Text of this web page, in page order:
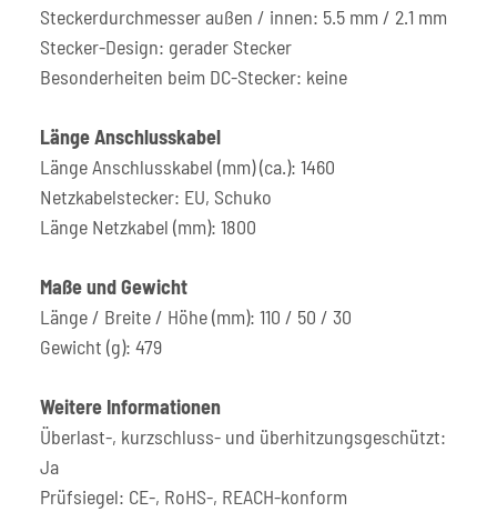
Steckerdurchmesser außen / innen: 5.5 mm / 2.1 mm
Stecker-Design: gerader Stecker
Besonderheiten beim DC-Stecker: keine
Länge Anschlusskabel
Länge Anschlusskabel (mm) (ca.): 1460
Netzkabelstecker: EU, Schuko
Länge Netzkabel (mm): 1800
Maße und Gewicht
Länge / Breite / Höhe (mm): 110 / 50 / 30
Gewicht (g): 479
Weitere Informationen
Überlast-, kurzschluss- und überhitzungsgeschützt:
Ja
Prüfsiegel: CE-, RoHS-, REACH-konform